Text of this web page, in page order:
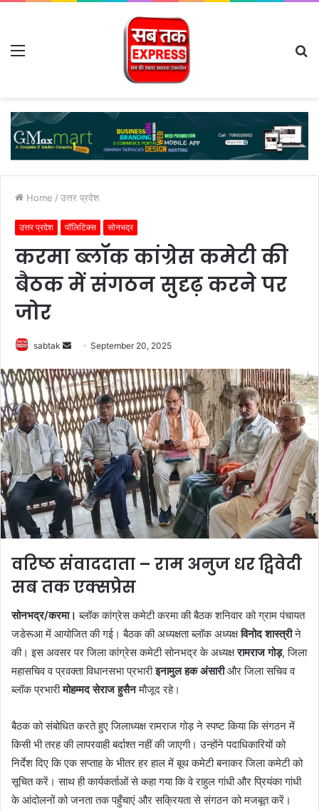
Menu
Home / उत्तर प्रदेश
उत्तर प्रदेश पॉलिटिक्स सोनभद्र
करमा ब्लॉक कांग्रेस कमेटी की
बैठक में संगठन सुदृढ़ करने पर
जोर
sabtak
Send
email
September 20, 2025
वरिष्ठ संवाददाता – राम अनुज धर द्विवेदी
सब तक एक्सप्रेस
सोनभद्र/करमा। ब्लॉक कांग्रेस कमेटी करमा की बैठक शनिवार को ग्राम पंचायत
जडेरूआ में आयोजित की गई। बैठक की अध्यक्षता ब्लॉक अध्यक्षविनोद शास्त्रीने
की। इस अवसर पर जिला कांग्रेस कमेटी सोनभद्र के अध्यक्षरामराज गोड़, जिला
महासचिव व प्रवक्ता विधानसभा प्रभारीइनामुल हक अंसारीऔर जिला सचिव व
ब्लॉक प्रभारीमोहम्मद सेराज हुसैनमौजूद रहे।
बैठक को संबोधित करते हुए जिलाध्यक्ष रामराज गोड़ ने स्पष्ट किया कि संगठन में
किसी भी तरह की लापरवाही बर्दाश्त नहीं की जाएगी। उन्होंने पदाधिकारियों को
निर्देश दिए कि एक सप्ताह के भीतर हर हाल में बूथ कमेटी बनाकर जिला कमेटी को
सूचित करें। साथ ही कार्यकर्ताओं से कहा गया कि वे राहुल गांधी और प्रियंका गांधी
के आंदोलनों को जनता तक पहुँचाएं और सक्रियता से संगठन को मजबूत करें।